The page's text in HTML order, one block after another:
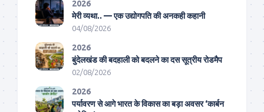
2026
मेरी व्यथा.. — एक उद्योगपति की अनकही कहानी
04/08/2026
2026
बुंदेलखंड की बदहाली को बदलने का दस सूत्रीय रोडमैप
02/08/2026
2026
पर्यावरण से आगे भारत के विकास का बड़ा अवसर ‘कार्बन